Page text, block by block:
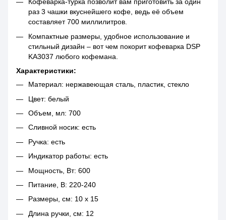
Кофеварка-турка позволит вам приготовить за один
раз 3 чашки вкуснейшего кофе, ведь её объем
составляет 700 миллилитров.
Компактные размеры, удобное использование и
стильный дизайн – вот чем покорит кофеварка DSP
KA3037 любого кофемана.
Характеристики:
Материал: нержавеющая сталь, пластик, стекло
Цвет: белый
Объем, мл: 700
Сливной носик: есть
Ручка: есть
Индикатор работы: есть
Мощность, Вт: 600
Питание, В: 220-240
Размеры, см: 10 х 15
Длина ручки, см: 12